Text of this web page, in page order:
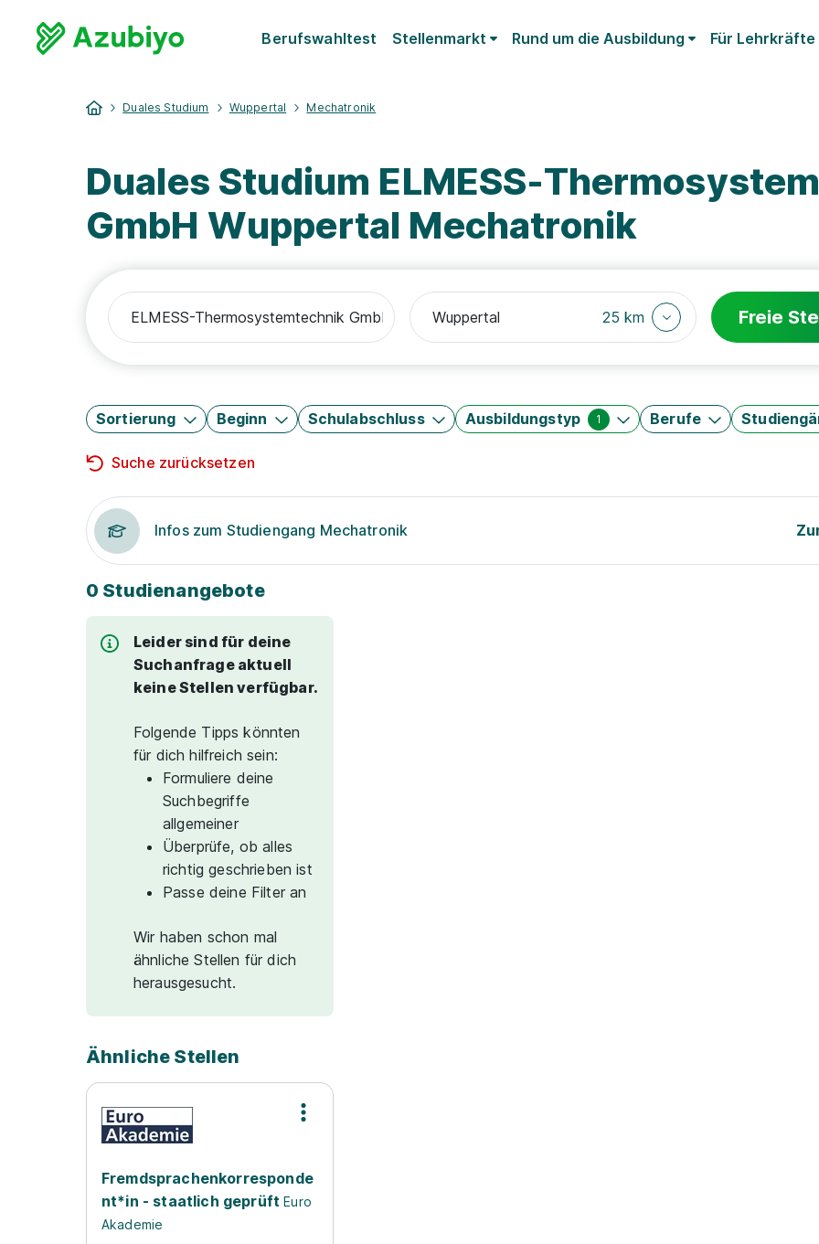
Berufswahltest Stellenmarkt Rund um die Ausbildung Für Lehrkräfte
Duales Studium Wuppertal Mechatronik
Duales Studium ELMESS-
GmbH Wuppertal Mechatronik
25 km Freie
Sortierung Beginn Schulabschluss Ausbildungstyp 1 Berufe
Suche zurücksetzen
Infos zum Studiengang Mechatronik
0 Studienangebote
Leider sind für deine
Suchanfrage aktuell
keine Stellen verfügbar.
Folgende Tipps könnten
für dich hilfreich sein:
Formuliere deine
Suchbegriffe
allgemeiner
Überprüfe, ob alles
richtig geschrieben ist
Passe deine Filter an
Wir haben schon mal
ähnliche Stellen für dich
herausgesucht.
Ähnliche Stellen
Fremdsprachenkorresponde
nt*in - staatlich geprüft Euro
Akademie